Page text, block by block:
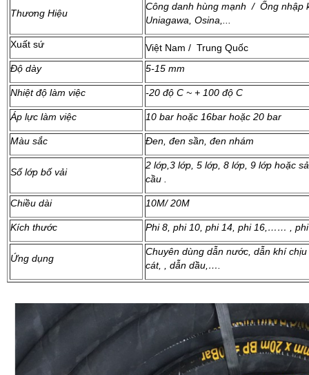
Thương Hiệu
Công danh hùng mạnh / Ống nhập
Uniagawa, Osina,...
Xuất sứ
Việt Nam / Trung Quốc
Độ dày
5-15 mm
Nhiệt độ làm việc -20 độ C ~ + 100 độ C
Áp lực làm việc 10 bar hoặc 16bar hoặc 20 bar
Màu sắc Đen, đen sần, đen nhám
Số lớp bố vải
2 lớp,3 lớp, 5 lớp, 8 lớp, 9 lớp hoặc
cầu .
Chiều dài 10M/ 20M
Kích thước Phi 8, phi 10, phi 14, phi 16,…… ,
Ứng dụng
Chuyên dùng dẫn nước, dẫn khí
cát, , dẫn dầu,….